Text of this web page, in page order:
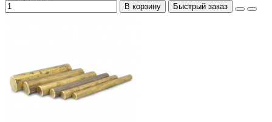
В корзину Быстрый заказ